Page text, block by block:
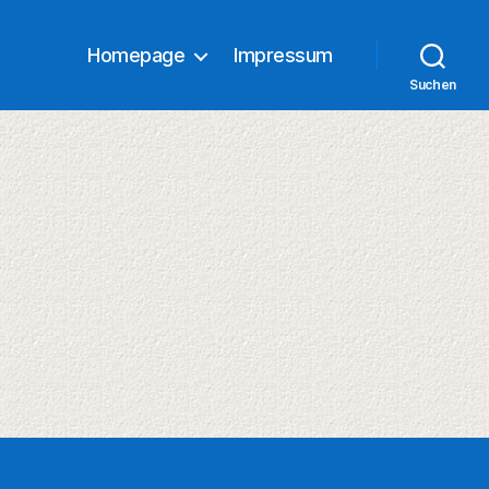
Homepage Impressum
Suchen